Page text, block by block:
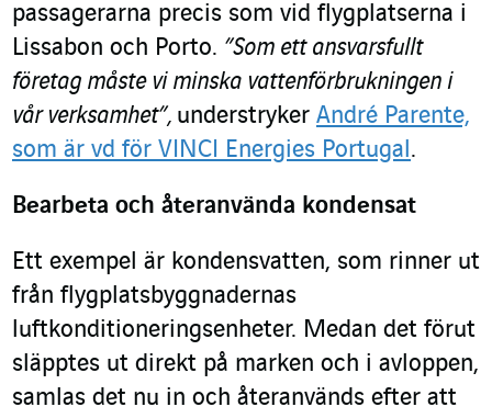
passagerarna precis som vid flygplatserna i
Lissabon och Porto. ”Som ett ansvarsfullt
företag måste vi minska vattenförbrukningen i
vår verksamhet”, understryker André Parente,
som är vd för VINCI Energies Portugal.
Bearbeta och återanvända kondensat
Ett exempel är kondensvatten, som rinner ut
från flygplatsbyggnadernas
luftkonditioneringsenheter. Medan det förut
släpptes ut direkt på marken och i avloppen,
samlas det nu in och återanvänds efter att